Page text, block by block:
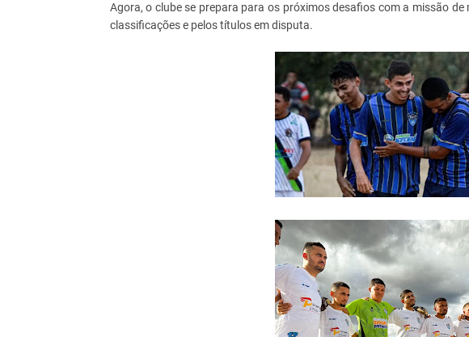
Agora, o clube se prepara para os próximos desafios com a missão
classificações e pelos títulos em disputa.